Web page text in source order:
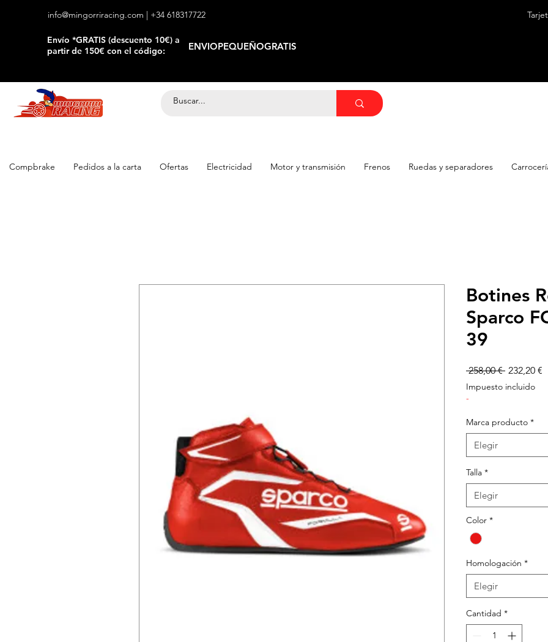
info@mingorriracing.com | +34 618317722
​Envío *GRATIS (descuento 10€) a
partir de 150€ con el código:
ENVIOPEQUEÑOGRATIS
Compbrake Pedidos a la carta Ofertas Electricidad Motor y transmisión Frenos Ruedas y separadores
Botines
Sparco
39
258,00 € Precio
232,20 €
Impuesto incluido
-
Marca producto *
Elegir
Talla *
Elegir
Color *
Homologación *
Elegir
Cantidad *